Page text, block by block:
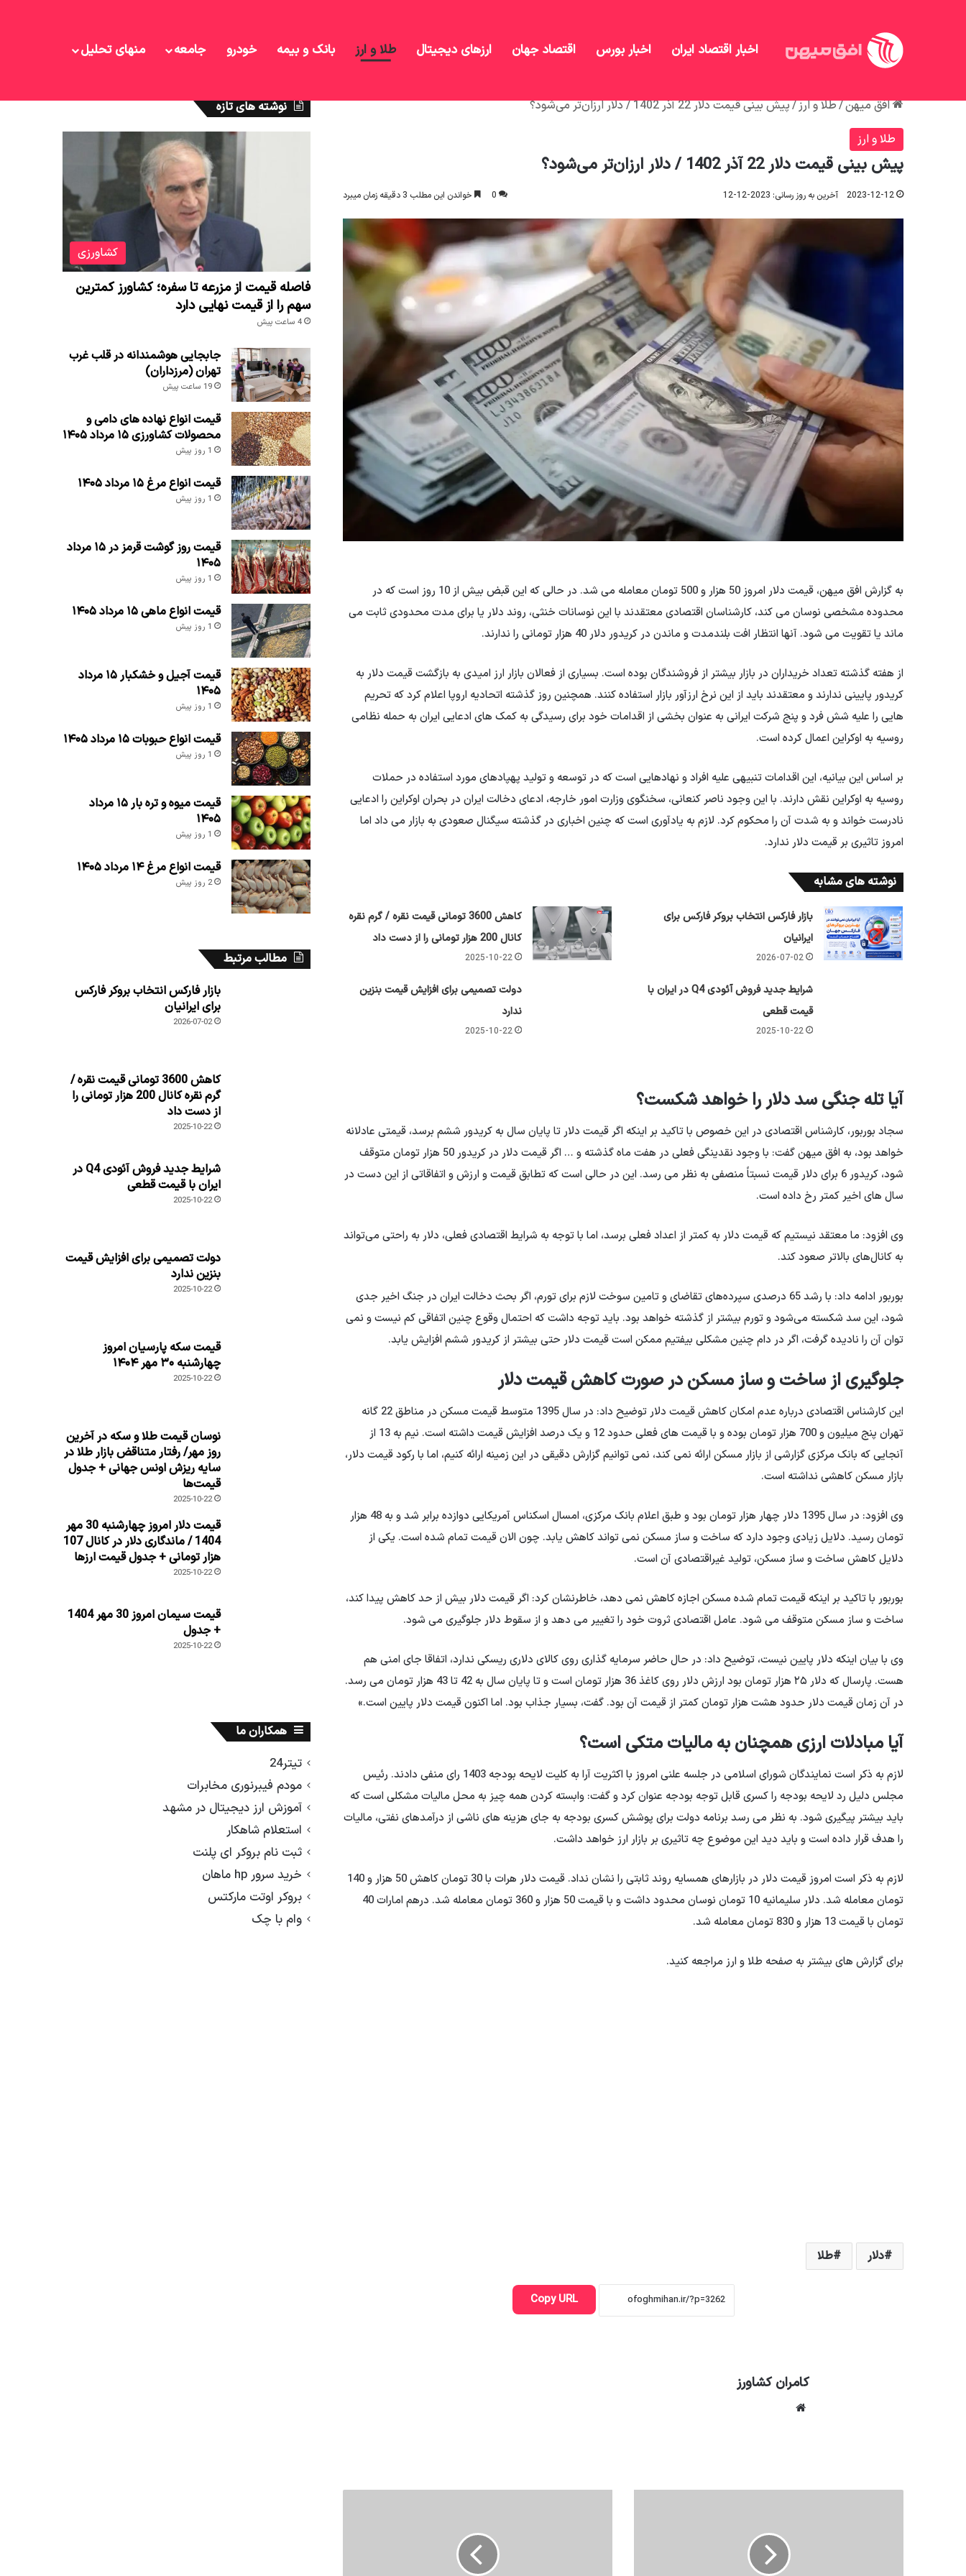
اخبار اقتصاد ایران اخبار بورس اقتصاد جهان ارزهای دیجیتال طلا و ارز بانک و بیمه خودرو جامعه منهای تحلیل
افق میهن/طلا و ارز/پیش بینی قیمت دلار 22 آذر 1402 / دلار ارزان‌تر می‌شود؟
طلا و ارز
پیش بینی قیمت دلار 22 آذر 1402 / دلار ارزان‌تر می‌شود؟
2023-12-12 آخرین به روز رسانی: 2023-12-12 0 خواندن این مطلب 3 دقیقه زمان میبرد
به گزارش افق میهن، قیمت دلار امروز 50 هزار و 500 تومان معامله می شد. در حالی که این قبض بیش از 10 روز است که در
محدوده مشخصی نوسان می کند، کارشناسان اقتصادی معتقدند با این نوسانات خنثی، روند دلار یا برای مدت محدودی ثابت می
ماند یا تقویت می شود. آنها انتظار افت بلندمدت و ماندن در کریدور دلار 40 هزار تومانی را ندارند.
از هفته گذشته تعداد خریداران در بازار بیشتر از فروشندگان بوده است. بسیاری از فعالان بازار ارز امیدی به بازگشت قیمت دلار به
کریدور پایینی ندارند و معتقدند باید از این نرخ ارزآور بازار استفاده کنند. همچنین روز گذشته اتحادیه اروپا اعلام کرد که تحریم
هایی را علیه شش فرد و پنج شرکت ایرانی به عنوان بخشی از اقدامات خود برای رسیدگی به کمک های ادعایی ایران به حمله نظامی
روسیه به اوکراین اعمال کرده است.
بر اساس این بیانیه، این اقدامات تنبیهی علیه افراد و نهادهایی است که در توسعه و تولید پهپادهای مورد استفاده در حملات
روسیه به اوکراین نقش دارند. با این وجود ناصر کنعانی، سخنگوی وزارت امور خارجه، ادعای دخالت ایران در بحران اوکراین را ادعایی
نادرست خواند و به شدت آن را محکوم کرد. لازم به یادآوری است که چنین اخباری در گذشته سیگنال صعودی به بازار می داد اما
امروز تاثیری بر قیمت دلار ندارد.
نوشته های مشابه
بازار فارکس انتخاب بروکر فارکس برای
ایرانیان
2026-07-02
کاهش 3600 تومانی قیمت نقره / گرم نقره
کانال 200 هزار تومانی را از دست داد
2025-10-22
شرایط جدید فروش آئودی Q4 در ایران با
قیمت قطعی
2025-10-22
دولت تصمیمی برای افزایش قیمت بنزین
ندارد
2025-10-22
آیا تله جنگی سد دلار را خواهد شکست؟
سجاد بوربور، کارشناس اقتصادی در این خصوص با تاکید بر اینکه اگر قیمت دلار تا پایان سال به کریدور ششم برسد، قیمتی عادلانه
خواهد بود، به افق میهن گفت: با وجود نقدینگی فعلی در هفت ماه گذشته و … اگر قیمت دلار در کریدور 50 هزار تومان متوقف
شود، کریدور 6 برای دلار قیمت نسبتاً منصفی به نظر می رسد. این در حالی است که تطابق قیمت و ارزش و اتفاقاتی از این دست در
سال های اخیر کمتر رخ داده است.
وی افزود: ما معتقد نیستیم که قیمت دلار به کمتر از اعداد فعلی برسد، اما با توجه به شرایط اقتصادی فعلی، دلار به راحتی می‌تواند
به کانال‌های بالاتر صعود کند.
بوربور ادامه داد: با رشد 65 درصدی سپرده‌های تقاضای و تامین سوخت لازم برای تورم، اگر بحث دخالت ایران در جنگ اخیر جدی
شود، این سد شکسته می‌شود و تورم بیشتر از گذشته خواهد بود. باید توجه داشت که احتمال وقوع چنین اتفاقی کم نیست و نمی
توان آن را نادیده گرفت، اگر در دام چنین مشکلی بیفتیم ممکن است قیمت دلار حتی بیشتر از کریدور ششم افزایش یابد.
جلوگیری از ساخت و ساز مسکن در صورت کاهش قیمت دلار
این کارشناس اقتصادی درباره عدم امکان کاهش قیمت دلار توضیح داد: در سال 1395 متوسط ​​قیمت مسکن در مناطق 22 گانه
تهران پنج میلیون و 700 هزار تومان بوده و با قیمت های فعلی حدود 12 و یک درصد افزایش قیمت داشته است. نیم به 13 از
آنجایی که بانک مرکزی گزارشی از بازار مسکن ارائه نمی کند، نمی توانیم گزارش دقیقی در این زمینه ارائه کنیم، اما با رکود قیمت دلار،
بازار مسکن کاهشی نداشته است.
وی افزود: در سال 1395 دلار چهار هزار تومان بود و طبق اعلام بانک مرکزی، امسال اسکناس آمریکایی دوازده برابر شد و به 48 هزار
تومان رسید. دلایل زیادی وجود دارد که ساخت و ساز مسکن نمی تواند کاهش یابد. چون الان قیمت تمام شده است. یکی از
دلایل کاهش ساخت و ساز مسکن، تولید غیراقتصادی آن است.
بوربور با تاکید بر اینکه قیمت تمام شده مسکن اجازه کاهش نمی دهد، خاطرنشان کرد: اگر قیمت دلار بیش از حد کاهش پیدا کند،
ساخت و ساز مسکن متوقف می شود. عامل اقتصادی ثروت خود را تغییر می دهد و از سقوط دلار جلوگیری می شود.
وی با بیان اینکه دلار پایین نیست، توضیح داد: در حال حاضر سرمایه گذاری روی کالای دلاری ریسکی ندارد، اتفاقا جای امنی هم
هست. پارسال که دلار ۲۵ هزار تومان بود ارزش دلار روی کاغذ 36 هزار تومان است و تا پایان سال به 42 تا 43 هزار تومان می رسد.
در آن زمان قیمت دلار حدود هشت هزار تومان کمتر از قیمت آن بود. گفت، بسیار جذاب بود. اما اکنون قیمت دلار پایین است.»
آیا مبادلات ارزی همچنان به مالیات متکی است؟
لازم به ذکر است نمایندگان شورای اسلامی در جلسه علنی امروز با اکثریت آرا به کلیت لایحه بودجه 1403 رای منفی دادند. رئیس
مجلس دلیل رد لایحه بودجه را کسری قابل توجه بودجه عنوان کرد و گفت: وابسته کردن همه چیز به محل مالیات مشکلی است که
باید بیشتر پیگیری شود. به نظر می رسد برنامه دولت برای پوشش کسری بودجه به جای هزینه های ناشی از درآمدهای نفتی، مالیات
را هدف قرار داده است و باید دید این موضوع چه تاثیری بر بازار ارز خواهد داشت.
لازم به ذکر است امروز قیمت دلار در بازارهای همسایه روند ثابتی را نشان نداد. قیمت دلار هرات با 30 تومان کاهش 50 هزار و 140
تومان معامله شد. دلار سلیمانیه 10 تومان نوسان محدود داشت و با قیمت 50 هزار و 360 تومان معامله شد. درهم امارات 40
تومان با قیمت 13 هزار و 830 تومان معامله شد.
برای گزارش های بیشتر به صفحه طلا و ارز مراجعه کنید.
دلار طلا
Copy URL
کامران کشاورز
نوشته های تازه
کشاورزی
فاصله قیمت از مزرعه تا سفره؛ کشاورز کمترین
سهم را از قیمت نهایی دارد
4 ساعت پیش
جابجایی هوشمندانه در قلب غرب
تهران (مرزداران)
19 ساعت پیش
قیمت انواع نهاده های دامی و
محصولات کشاورزی ۱۵ مرداد ۱۴۰۵
1 روز پیش
قیمت انواع مرغ ۱۵ مرداد ۱۴۰۵
1 روز پیش
قیمت روز گوشت قرمز در ۱۵ مرداد
۱۴۰۵
1 روز پیش
قیمت انواع ماهی ۱۵ مرداد ۱۴۰۵
1 روز پیش
قیمت آجیل و خشکبار ۱۵ مرداد
۱۴۰۵
1 روز پیش
قیمت انواع حبوبات ۱۵ مرداد ۱۴۰۵
1 روز پیش
قیمت میوه و تره بار ۱۵ مرداد
۱۴۰۵
1 روز پیش
قیمت انواع مرغ ۱۴ مرداد ۱۴۰۵
2 روز پیش
مطالب مرتبط
بازار فارکس انتخاب بروکر فارکس
برای ایرانیان
2026-07-02
کاهش 3600 تومانی قیمت نقره /
گرم نقره کانال 200 هزار تومانی را
از دست داد
2025-10-22
شرایط جدید فروش آئودی Q4 در
ایران با قیمت قطعی
2025-10-22
دولت تصمیمی برای افزایش قیمت
بنزین ندارد
2025-10-22
قیمت سکه پارسیان امروز
چهارشنبه ۳۰ مهر ۱۴۰۴
2025-10-22
نوسان قیمت طلا و سکه در آخرین
روز مهر/ رفتار متناقض بازار طلا در
سایه ریزش اونس جهانی + جدول
قیمت‌ها
2025-10-22
قیمت دلار امروز چهارشنبه 30 مهر
1404 / ماندگاری دلار در کانال 107
هزار تومانی + جدول قیمت ارزها
2025-10-22
قیمت سیمان امروز 30 مهر 1404
+ جدول
2025-10-22
همکاران ما
تیتر24
مودم فیبرنوری مخابرات
آموزش ارز دیجیتال در مشهد
استعلام شاهکار
ثبت نام بروکر ای پلنت
خرید سرور hp ماهان
بروکر اوتت مارکتس
وام با چک